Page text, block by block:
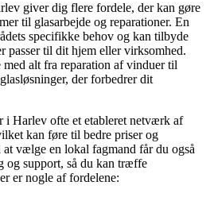
giver dig flere fordele, der kan gøre
til glasarbejde og reparationer. En
specifikke behov og kan tilbyde
passer til dit hjem eller virksomhed.
alt fra reparation af vinduer til
der forbedrer dit
i Harlev ofte et etableret netværk af
kan føre til bedre priser og
vælge en lokal fagmand får du også
og support, så du kan træffe
er nogle af fordelene: